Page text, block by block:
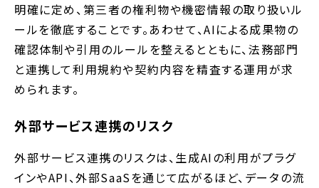
明確に定め、第三者の権利物や機密情報の取り扱いル
ールを徹底することです。あわせて、AIによる成果物の
確認体制や引用のルールを整えるとともに、法務部門
と連携して利用規約や契約内容を精査する運用が求
められます。
外部サービス連携のリスク
外部サービス連携のリスクは、生成AIの利用がプラグ
インやAPI、外部SaaSを通じて広がるほど、データの流